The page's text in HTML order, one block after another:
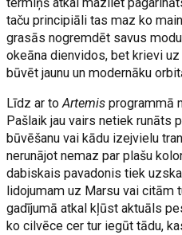
taču principiāli tas maz ko
grasās nogremdēt savus
okeāna dienvidos, bet krievi
būvēt jaunu un modernāku
Līdz ar toArtemisprogrammā
Pašlaik jau vairs netiek runāts
būvēšanu vai kādu izejvielu
nerunājot nemaz par plašu
dabiskais pavadonis tiek
lidojumam uz Marsu vai citām
gadījumā atkal kļūst aktuāls
ko cilvēce cer tur iegūt tādu,